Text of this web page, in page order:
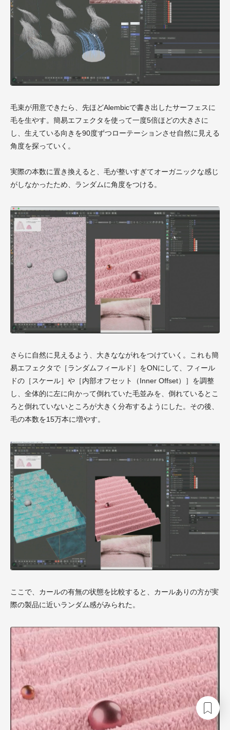
毛束が用意できたら、先ほどAlembicで書き出したサーフェスに
毛を生やす。簡易エフェクタを使って一度5倍ほどの大きさに
し、生えている向きを90度ずつローテーションさせ自然に見える
角度を探っていく。
実際の本数に置き換えると、毛が整いすぎてオーガニックな感じ
がしなかったため、ランダムに角度をつける。
さらに自然に見えるよう、大きなながれをつけていく。これも簡
易エフェクタで［ランダムフィールド］をONにして、フィール
ドの［スケール］や［内部オフセット（Inner Offset）］を調整
し、全体的に左に向かって倒れていた毛並みを、倒れているとこ
ろと倒れていないところが大きく分布するようにした。その後、
毛の本数を15万本に増やす。
ここで、カールの有無の状態を比較すると、カールありの方が実
際の製品に近いランダム感がみられた。